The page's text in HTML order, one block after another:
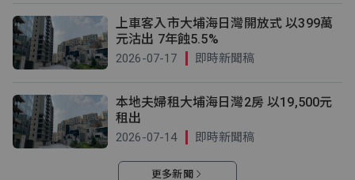
上車客入市大埔海日灣開放式 以399萬
元沽出 7年蝕5.5%
2026-07-17 即時新聞稿
本地夫婦租大埔海日灣2房 以19,500元
租出
2026-07-14 即時新聞稿
更多新聞